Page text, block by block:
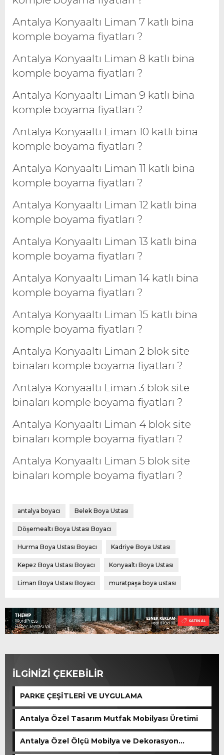
Antalya Konyaaltı Liman 7 katlı bina
komple boyama fiyatları ?
Antalya Konyaaltı Liman 8 katlı bina
komple boyama fiyatları ?
Antalya Konyaaltı Liman 9 katlı bina
komple boyama fiyatları ?
Antalya Konyaaltı Liman 10 katlı bina
komple boyama fiyatları ?
Antalya Konyaaltı Liman 11 katlı bina
komple boyama fiyatları ?
Antalya Konyaaltı Liman 12 katlı bina
komple boyama fiyatları ?
Antalya Konyaaltı Liman 13 katlı bina
komple boyama fiyatları ?
Antalya Konyaaltı Liman 14 katlı bina
komple boyama fiyatları ?
Antalya Konyaaltı Liman 15 katlı bina
komple boyama fiyatları ?
Antalya Konyaaltı Liman 2 blok site
binaları komple boyama fiyatları ?
Antalya Konyaaltı Liman 3 blok site
binaları komple boyama fiyatları ?
Antalya Konyaaltı Liman 4 blok site
binaları komple boyama fiyatları ?
Antalya Konyaaltı Liman 5 blok site
binaları komple boyama fiyatları ?
antalya boyacı Belek Boya Ustası
Döşemealtı Boya Ustası Boyacı
Hurma Boya Ustası Boyacı Kadriye Boya Ustası
Kepez Boya Ustası Boyacı Konyaaltı Boya Ustası
Liman Boya Ustası Boyacı muratpaşa boya ustası
İLGİNİZİ ÇEKEBİLİR
PARKE ÇEŞİTLERİ VE UYGULAMA
Antalya Özel Tasarım Mutfak Mobilyası Üretimi
Antalya Özel Ölçü Mobilya ve Dekorasyon
Hizmetleri | Woodnec